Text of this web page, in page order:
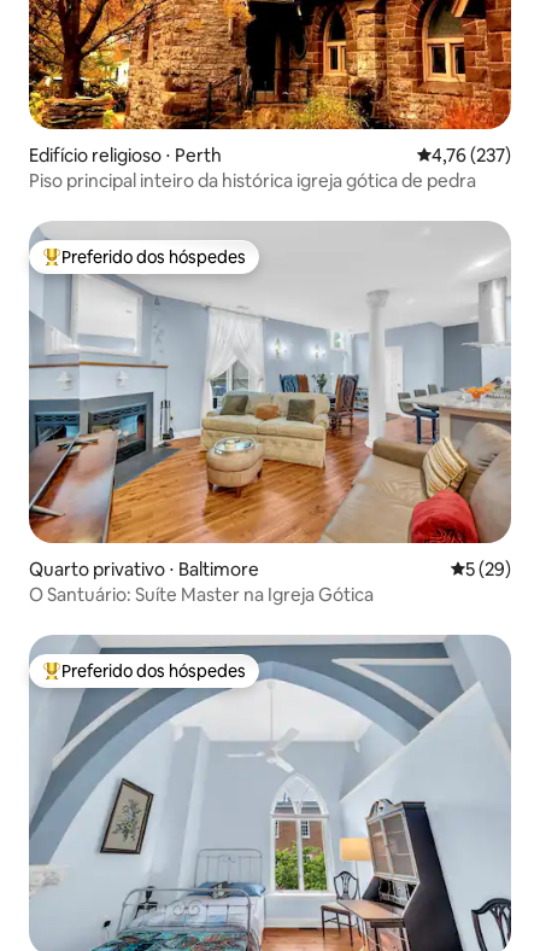
Edifício religioso ⋅ Perth 4,76 de uma
4,76 (237)
Piso principal inteiro da histórica igreja gótica de pedra
Entre os melhores preferidos dos hóspedes
Preferido dos hóspedes
Quarto privativo ⋅ Baltimore 5 de uma
5 (29)
O Santuário: Suíte Master na Igreja Gótica
Entre os melhores preferidos dos hóspedes
Preferido dos hóspedes